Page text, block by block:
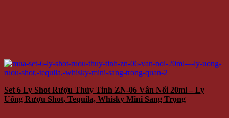
Set 6 Ly Shot Rượu Thủy Tinh ZN-06 Vân Nổi 20ml – Ly
Uống Rượu Shot, Tequila, Whisky Mini Sang Trọng